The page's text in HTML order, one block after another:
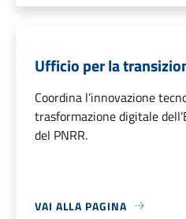
Ufficio per la
Coordina l’innovazione
trasformazione digitale
del PNRR.
VAI ALLA PAGINA